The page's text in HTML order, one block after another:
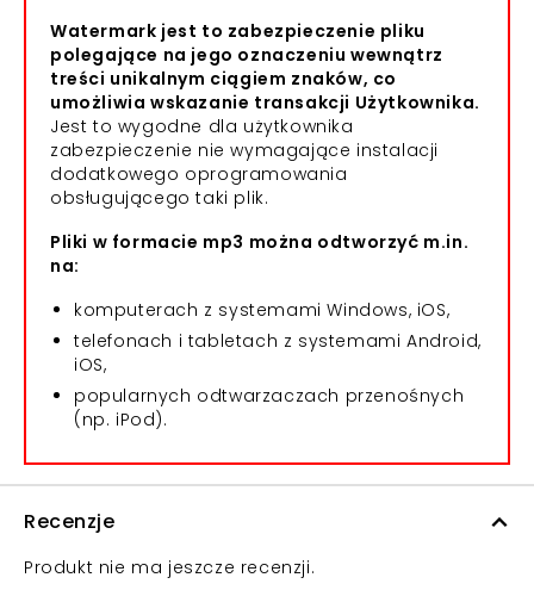
Watermark jest to zabezpieczenie pliku
polegające na jego oznaczeniu wewnątrz
treści unikalnym ciągiem znaków, co
umożliwia wskazanie transakcji Użytkownika.
Jest to wygodne dla użytkownika
zabezpieczenie nie wymagające instalacji
dodatkowego oprogramowania
obsługującego taki plik.
Pliki w formacie mp3 można odtworzyć m.in.
na:
komputerach z systemami Windows, iOS,
telefonach i tabletach z systemami Android,
iOS,
popularnych odtwarzaczach przenośnych
(np. iPod).
Recenzje
Produkt nie ma jeszcze recenzji.